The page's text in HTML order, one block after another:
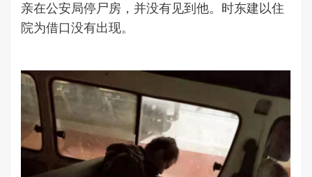
亲在公安局停尸房，并没有见到他。时东建以住
院为借口没有出现。